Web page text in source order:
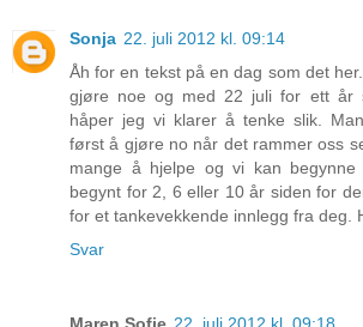
Sonja 22. juli 2012 kl. 09:14
Åh for en tekst på en dag som det
gjøre noe og med 22 juli for ett år
håper jeg vi klarer å tenke slik.
først å gjøre no når det rammer oss
mange å hjelpe og vi kan
begynt for 2, 6 eller 10 år siden for
for et tankevekkende innlegg fra deg.
Svar